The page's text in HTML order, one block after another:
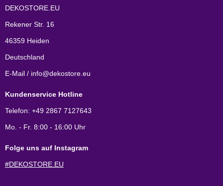
DEKOSTORE.EU
Rekener Str. 16
46359 Heiden
Deutschland
E-Mail / info@dekostore.eu
Kundenservice Hotline
Telefon: +49 2867 7127643
Mo. - Fr. 8:00 - 16:00 Uhr
Folge uns auf Instagram
#DEKOSTORE.EU